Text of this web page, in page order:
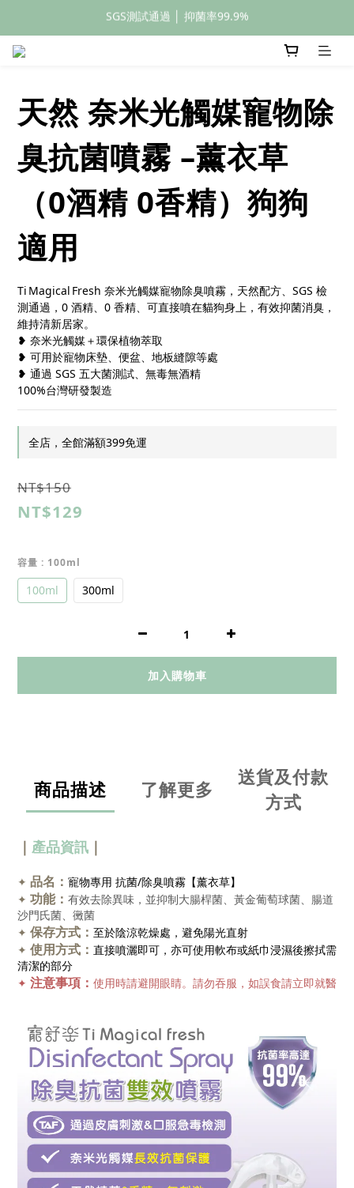
全館滿額399元免運
全館滿額399元免運
天然 奈米光觸媒寵物除
臭抗菌噴霧 –薰衣草
（0酒精 0香精）狗狗
適用
Ti Magical Fresh 奈米光觸媒寵物除臭噴霧，天然配方、SGS 檢
測通過，0 酒精、0 香精、可直接噴在貓狗身上，有效抑菌消臭，
維持清新居家。
❥ 奈米光觸媒＋環保植物萃取
❥ 可用於寵物床墊、便盆、地板縫隙等處
❥ 通過 SGS 五大菌測試、無毒無酒精
100%台灣研發製造
全店，全館滿額399免運
NT$150
NT$129
容量 : 100ml
100ml 300ml
加入購物車
商品描述 了解更多
送貨及付款
方式
｜ 產品資訊 ｜
✦ 品名： 寵物專用 抗菌/除臭噴霧【薰衣草】
✦ 功能： 有效去除異味，並抑制大腸桿菌、黃金葡萄球菌、腸道
沙門氏菌、黴菌
✦ 保存方式： 至於陰涼乾燥處，避免陽光直射
✦ 使用方式： 直接噴灑即可，亦可使用軟布或紙巾浸濕後擦拭需
清潔的部分
✦ 注意事項： 使用時請避開眼睛。 請勿吞服，如誤食請立即就醫